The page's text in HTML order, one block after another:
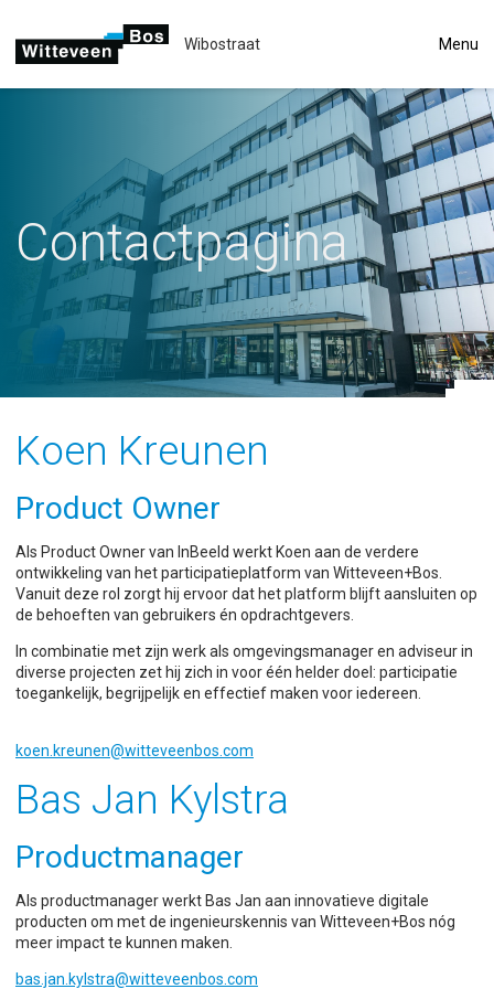
Wibostraat Menu
Contactpagina
Koen Kreunen
Product Owner
Als Product Owner van InBeeld werkt Koen aan de verdere
ontwikkeling van het participatieplatform van Witteveen+Bos.
Vanuit deze rol zorgt hij ervoor dat het platform blijft aansluiten op
de behoeften van gebruikers én opdrachtgevers.
In combinatie met zijn werk als omgevingsmanager en adviseur in
diverse projecten zet hij zich in voor één helder doel: participatie
toegankelijk, begrijpelijk en effectief maken voor iedereen.
koen.kreunen@witteveenbos.com
Bas Jan Kylstra
Productmanager
Als productmanager werkt Bas Jan aan innovatieve digitale
producten om met de ingenieurskennis van Witteveen+Bos nóg
meer impact te kunnen maken.
bas.jan.kylstra@witteveenbos.com